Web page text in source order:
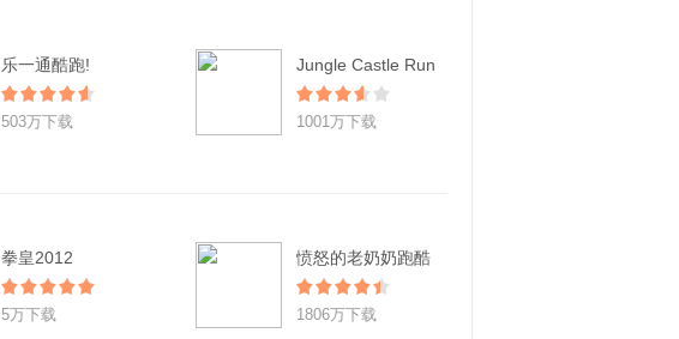
乐一通酷跑!
503万下载
Jungle Castle Run
1001万下载
拳皇2012
5万下载
愤怒的老奶奶跑酷
1806万下载